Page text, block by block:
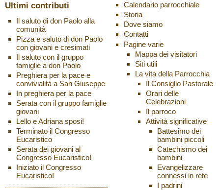
Ultimi contributi
Il saluto di don Paolo alla
comunità
Pizza e saluto di don Paolo
con giovani e cresimati
Il saluto con il gruppo
famiglie a don Paolo
Preghiera per la pace e
convivialità a San Giuseppe
In preghiera per la pace
Serata con il gruppo famiglie
giovani
Lello e Adriana sposi!
Terminato il Congresso
Eucaristico
Serata dei giovani al
Congresso Eucaristico!
Iniziato il Congresso
Eucaristico!
Calendario parrocchiale
Storia
Dove siamo
Contatti
Pagine varie
Mappa dei visitatori
Siti utili
La vita della Parrocchia
Il Consiglio Pastorale
Orari delle
Celebrazioni
Il parroco
Attività significative
Battesimo dei
bambini piccoli
Catechismo dei
bambini
Evangelizzare
connessi in rete
I padrini